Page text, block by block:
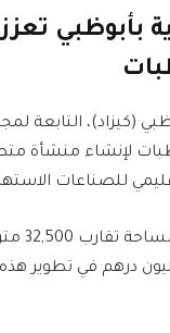
بأبوظبي
(كيزاد)، التابعة
لإنشاء منشأة
للصناعات
سيتم
أبوظبي للمرطبات نحو 300